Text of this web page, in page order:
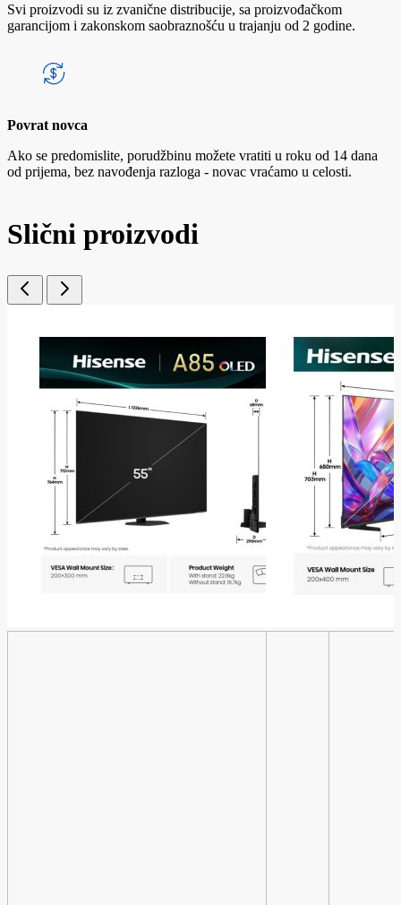
Svi proizvodi su iz zvanične distribucije, sa proizvođačkom
garancijom i zakonskom saobraznošću u trajanju od 2 godine.
Povrat novca
Ako se predomislite, porudžbinu možete vratiti u roku od 14 dana
od prijema, bez navođenja razloga - novac vraćamo u celosti.
Slični proizvodi